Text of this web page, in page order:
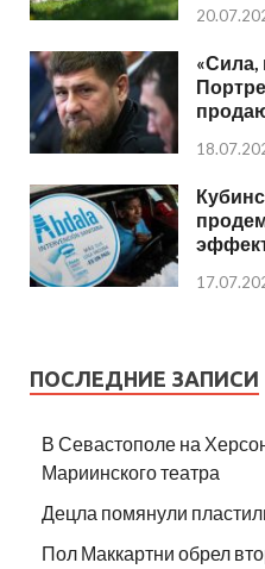
«Сила,
ПОСЛЕДНИЕ ЗАПИСИ
В Севастополе на
Мариинского театра
Децла помянули
Пол Маккартни обрел